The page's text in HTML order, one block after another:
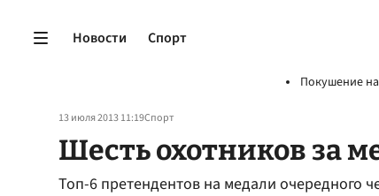
Новости Спорт
Покушение
13 июля 2013 11:19Спорт
Шесть охотников за
Топ-6 претендентов на медали очередного